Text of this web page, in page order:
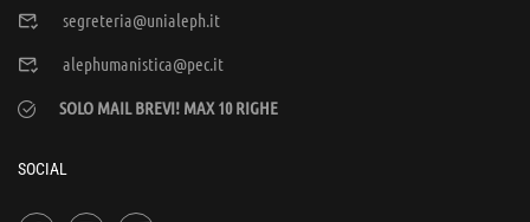
segreteria@unialeph.it
alephumanistica@pec.it
SOLO MAIL BREVI! MAX 10 RIGHE
SOCIAL